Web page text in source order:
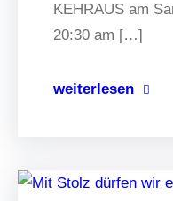
KEHRAUS am
20:30 am […]
weiterlesen